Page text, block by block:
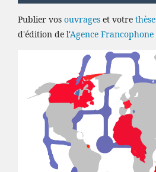
Publier vos ouvrages et votre thèse
d'édition de l'Agence Francophone